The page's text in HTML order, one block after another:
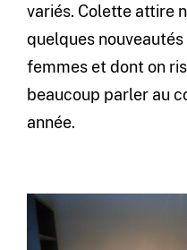
variés. Colette attire
quelques
femmes et dont on
beaucoup parler au
année.